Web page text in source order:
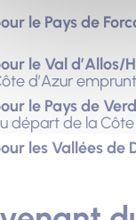
le Pays de
le Val d’Allos/
d’Azur
le Pays de
départ de la Côte
les Vallées de